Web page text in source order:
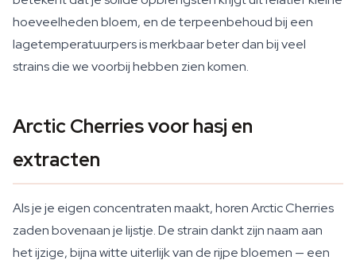
hoeveelheden bloem, en de terpeenbehoud bij een
lagetemperatuurpers is merkbaar beter dan bij veel
strains die we voorbij hebben zien komen.
Arctic Cherries voor hasj en
extracten
Als je je eigen concentraten maakt, horen Arctic Cherries
zaden bovenaan je lijstje. De strain dankt zijn naam aan
het ijzige, bijna witte uiterlijk van de rijpe bloemen — een